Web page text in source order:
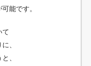
能です。
て
、
、